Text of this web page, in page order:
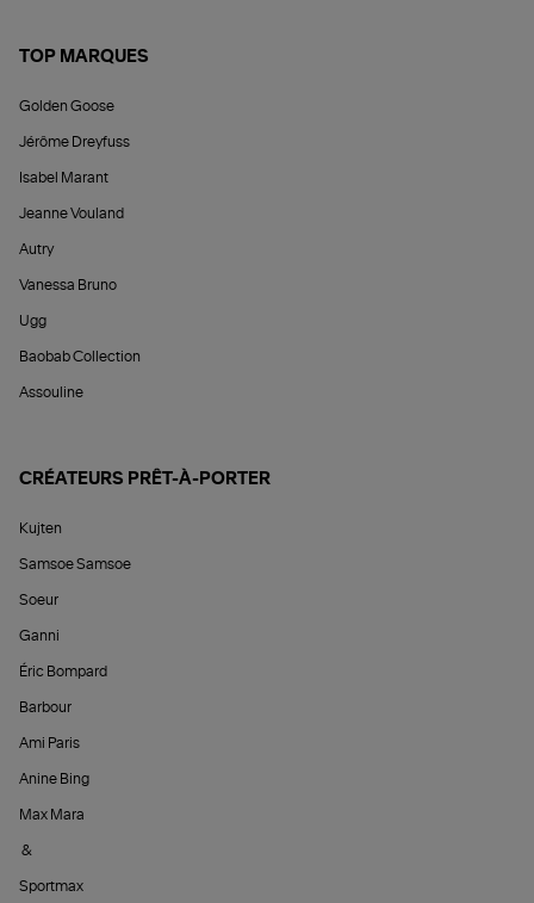
TOP MARQUES
Golden Goose
Jérôme Dreyfuss
Isabel Marant
Jeanne Vouland
Autry
Vanessa Bruno
Ugg
Baobab Collection
Assouline
CRÉATEURS PRÊT-À-PORTER
Kujten
Samsoe Samsoe
Soeur
Ganni
Éric Bompard
Barbour
Ami Paris
Anine Bing
Max Mara
&
Sportmax